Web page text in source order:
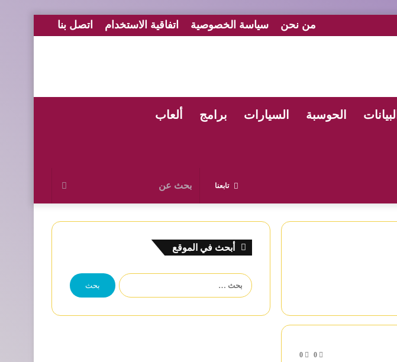
من نحن سياسة الخصوصية اتفاقية الاستخدام اتصل بنا
الحوسبة السيارات برامج ألعاب
عن
تابعنا
0
0
أبحث في الموقع
البحث
عن: